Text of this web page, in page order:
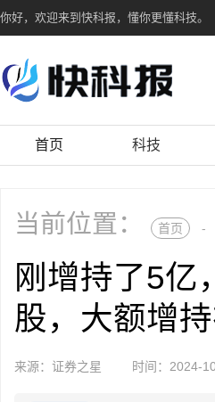
你好，欢迎来到快科报，懂你更懂科技。
首页 科技
当前位置： 首页 -
刚增持了5亿
股，大额增持
来源：证券之星 时间：2024-